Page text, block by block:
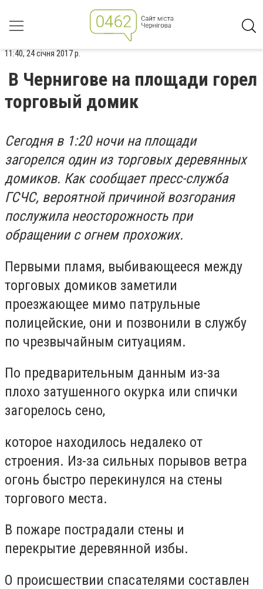
11:40, 24 січня 2017 р.
В Чернигове на площади горел
торговый домик
Сегодня в 1:20 ночи на площади
загорелся один из торговых деревянных
домиков. Как сообщает пресс-служба
ГСЧС, вероятной причиной возгорания
послужила неосторожность при
обращении с огнем прохожих.
Первыми пламя, выбивающееся между
торговых домиков заметили
проезжающее мимо патрульные
полицейские, они и позвонили в службу
по чрезвычайным ситуациям.
По предварительным данным из-за
плохо затушенного окурка или спички
загорелось сено,
которое находилось недалеко от
строения. Из-за сильных порывов ветра
огонь быстро перекинулся на стены
торгового места.
В пожаре пострадали стены и
перекрытие деревянной избы.
О происшествии спасателями составлен